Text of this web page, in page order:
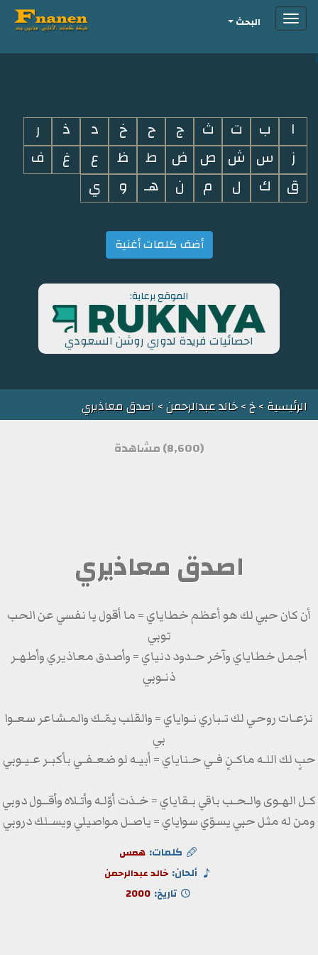
i
Toggleالبحث
ا ب ت ث ج ح خ د ذ
ر
ز
س ش ص ض ط ظ ع غ
ف
ق
ك ل م ن هـ و ي
أضف كلمات أغنية
الموقع برعاية:
احصائيات فريدة لدوري روشن السعودي
الرئيسية>خ>خالد عبدالرحمن> اصدق معاذيري
(8,600) مشاهدة
اصدق معاذيري
أن كان حبي لك هو أعظم خطاياي = ما أقول يا نفسي عن الحب
توبي
أجمل خطاياي وآخر حـدود دنياي = وأصدق معاذيري وأطهـر
ذنـوبي
نزعـات روحي لك تـباري نـواياي = والقلب يمّـك والمـشاعر سعـوا
بي
حبٍ لك اللـه ماكـنٍ فـي حـناياي = أبيـه لو ضعـفـي بأكبـر عـيـوبي
كـل الهـوى والـحـب باقي بـقاياي = خـذت أوّلـه وأتـلاه وأقــول دوبي
ومن له مثل حبي يسوّي سواياي = ياصـل مواصيلي ويسـلك دروبي
كلمات: همس
ألحان: خالد عبدالرحمن
تاريخ: 2000